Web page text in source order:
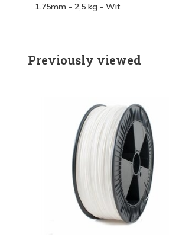
1.75mm - 2,5 kg - Wit
Previously viewed